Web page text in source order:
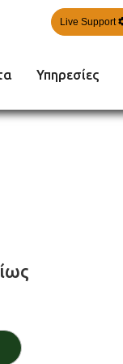
Live Support
Υπηρεσίες